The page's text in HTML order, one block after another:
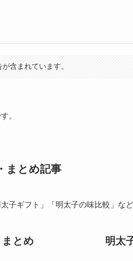
含まれています。
。
まとめ記事
子ギフト」「明太子の味比較」な
とめ 明太